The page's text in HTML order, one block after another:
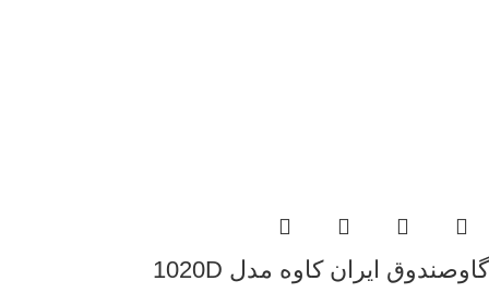
گاوصندوق ایران کاوه مدل 1020D